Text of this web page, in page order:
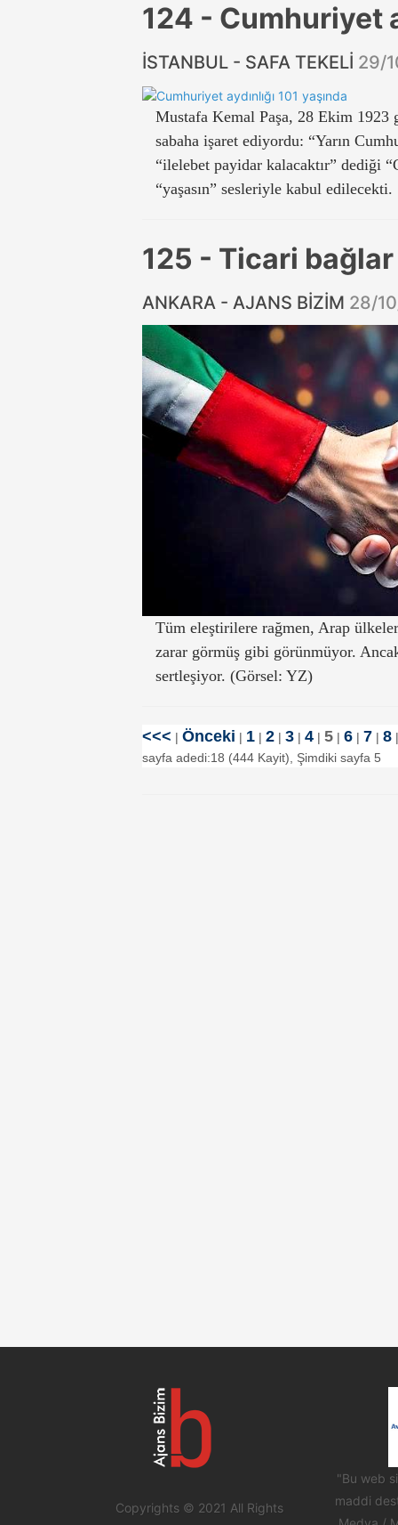
124 - Cumhuriyet
İSTANBUL - SAFA TEKELİ 29/
Mustafa Kemal Paşa, 28 Ekim 1923
sabaha işaret ediyordu: “Yarın
“ilelebet payidar kalacaktır” dediği
“yaşasın” sesleriyle kabul edilecekti.
125 - Ticari
ANKARA - AJANS BİZİM 28/
Tüm eleştirilere rağmen, Arap
zarar görmüş gibi görünmüyor.
sertleşiyor. (Görsel: YZ)
<<< | Önceki | 1 | 2 | 3 | 4 | 5 | 6 | 7 | 8
sayfa adedi:18 (444 Kayit), Şimdiki sayfa 5
Copyrights © 2021 All Rights
"Bu web
maddi